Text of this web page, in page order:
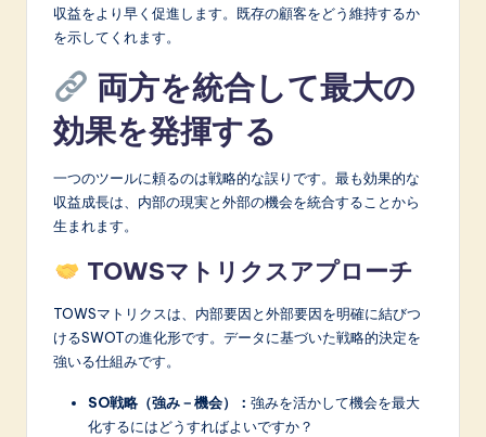
収益をより早く促進します。既存の顧客をどう維持するか
を示してくれます。
両方を統合して最大の
効果を発揮する
一つのツールに頼るのは戦略的な誤りです。最も効果的な
収益成長は、内部の現実と外部の機会を統合することから
生まれます。
TOWSマトリクスアプローチ
TOWSマトリクスは、内部要因と外部要因を明確に結びつ
けるSWOTの進化形です。データに基づいた戦略的決定を
強いる仕組みです。
SO戦略（強み－機会）： 強みを活かして機会を最大
化するにはどうすればよいですか？